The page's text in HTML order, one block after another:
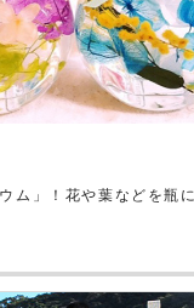
ム」！花や葉などを瓶